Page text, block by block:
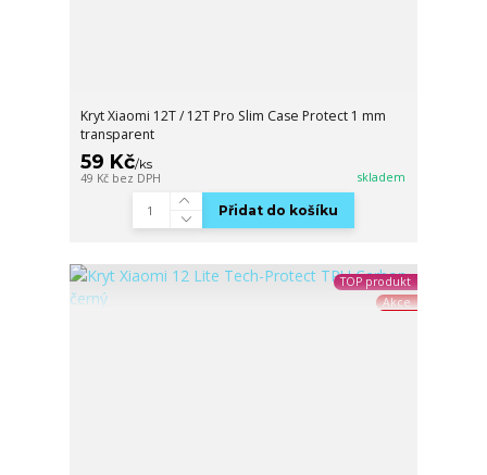
Kryt Xiaomi 12T / 12T Pro Slim Case Protect 1 mm
transparent
59 Kč/ks
49 Kč bez DPH skladem
Přidat do košíku
TOP produkt
Akce